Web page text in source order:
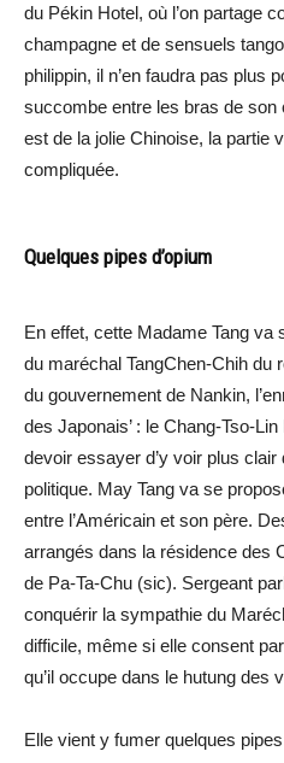
du Pékin Hotel, où l’on partage
champagne et de sensuels
philippin, il n’en faudra pas plus
succombe entre les bras de
est de la jolie Chinoise, la partie
compliquée.
Quelques pipes d’opium
En effet, cette Madame Tang va
du maréchal TangChen-Chih du
du gouvernement de Nankin,
des Japonais’ : le Chang-Tso-
devoir essayer d’y voir plus
politique. May Tang va se
entre l’Américain et son père.
arrangés dans la résidence des
de Pa-Ta-Chu (sic). Sergeant
conquérir la sympathie du
difficile, même si elle consent
qu’il occupe dans le hutung des
Elle vient y fumer quelques